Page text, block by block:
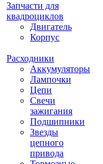
Запчасти для
квадроциклов
Двигатель
Корпус
Расходники
Аккумуляторы
Лампочки
Цепи
Свечи
зажигания
Подшипники
Звезды
цепного
привода